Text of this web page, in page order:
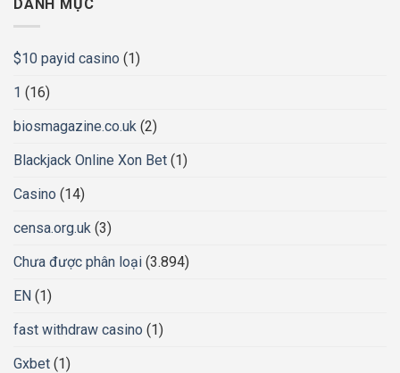
DANH MỤC
$10 payid casino (1)
1 (16)
biosmagazine.co.uk (2)
Blackjack Online Xon Bet (1)
Casino (14)
censa.org.uk (3)
Chưa được phân loại (3.894)
EN (1)
fast withdraw casino (1)
Gxbet (1)